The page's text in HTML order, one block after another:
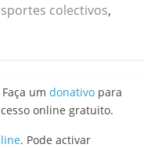
colectivos,
um donativo para
online gratuito.
. Pode activar